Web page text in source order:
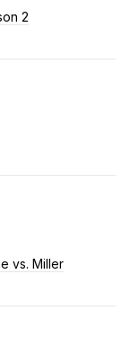
2
vs. Miller